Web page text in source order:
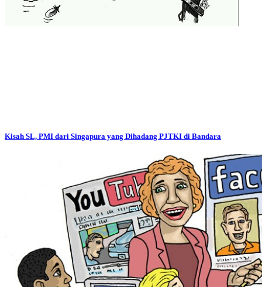
Kisah SL, PMI dari Singapura yang Dihadang PJTKI di Bandara